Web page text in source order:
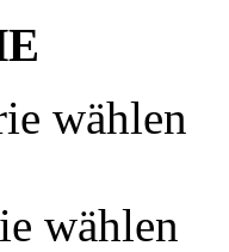
wählen
wählen